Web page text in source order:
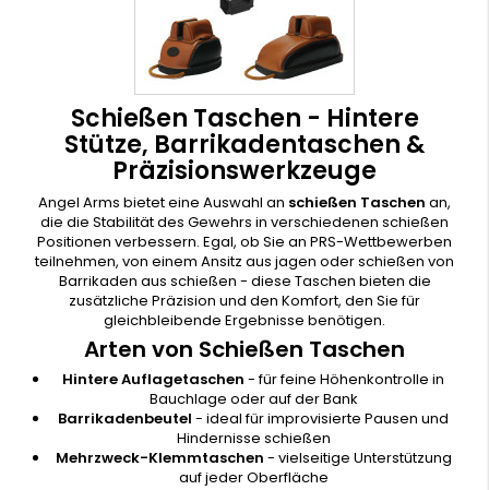
Schießen Taschen - Hintere
Stütze, Barrikadentaschen &
Präzisionswerkzeuge
Angel Arms bietet eine Auswahl an schießen Taschen an,
die die Stabilität des Gewehrs in verschiedenen schießen
Positionen verbessern. Egal, ob Sie an PRS-Wettbewerben
teilnehmen, von einem Ansitz aus jagen oder schießen von
Barrikaden aus schießen - diese Taschen bieten die
zusätzliche Präzision und den Komfort, den Sie für
gleichbleibende Ergebnisse benötigen.
Arten von Schießen Taschen
Hintere Auflagetaschen - für feine Höhenkontrolle in
Bauchlage oder auf der Bank
Barrikadenbeutel - ideal für improvisierte Pausen und
Hindernisse schießen
Mehrzweck-Klemmtaschen - vielseitige Unterstützung
auf jeder Oberfläche